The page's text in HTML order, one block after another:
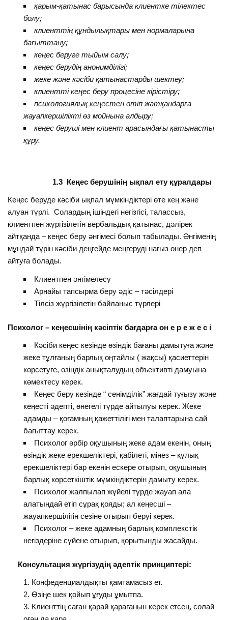
қарым-қатынас барысында клиентке тілектес
болу;
клиенттің құндылықтары мен нормаларына
бағыттану;
кеңес беруге тыйым салу;
кеңес берудің анонимділігі;
жеке және кәсіби қатынастарды шектеу;
клиентті кеңес беру процесіне кірістіру;
психологиялық кеңестен өтіп жатқандарға
жауапкершілікті өз мойнына алдыру;
кеңес беруші мен клиент арасындағы қатынасты
құру.
1.3 Кеңес берушінің ықпал ету құралдары
Кеңес беруде кәсіби ықпал мүмкіндіктері өте кең және
алуан түрлі. Солардың ішіндегі негізгісі, талассыз,
клиентпен жүргізілетін вербальдық қатынас, дәлірек
айтқанда – кеңес беру әнгімесі болып табылады. Әнгіменің
мұндай түрін кәсіби деңгейде меңгеруді нағыз өнер деп
айтуға болады.
Клиентпен әнгімелесу
Арнайы тапсырма беру әдіс – тәсілдері
Тілсіз жүргізілетін байланыс түрлері
Психолог – кеңесшінің кәсіптік бағдарға он е р е ж е с і
Кәсіби кеңес кезінде өзіндік бағаны дамытуға және
жеке тұлғаның барлық оңтайлы ( жақсы) қасиеттерін
көрсетуге, өзіндік анықталудың объективті дамуына
көмектесу керек.
Кеңес беру кезінде “ сенімділік” жағдай туғызу және
кеңесті әдепті, өнегелі түрде айтылуы керек. Жеке
адамды – қоғамның қажеттілігі мен талаптарына сай
бағыттау керек.
Психолог әрбір оқушының жеке адам екенін, оның
өзіндік жеке ерекшеліктері, қабілеті, мінез – құлық
ерекшеліктері бар екенін ескере отырып, оқушының
барлық көрсеткіштік мүмкіндіктерін дамыту керек.
Психолог жалпылап жүйелі түрде жауап ала
алатындай етіп сұрақ қояды; ал кеңесші –
жауапкершілігін сезіне отырып беруі керек.
Психолог – жеке адамның барлық комплекстік
негіздеріне сүйене отырып, қорытынды жасайды.
Консультация жүргізудің әдептік принциптері:
Конфеденциалдықты қамтамасыз ет.
Өзіңе шек қойып ұғуды ұмытпа.
Клиенттің саған қарай қарағанын керек етсең, солай